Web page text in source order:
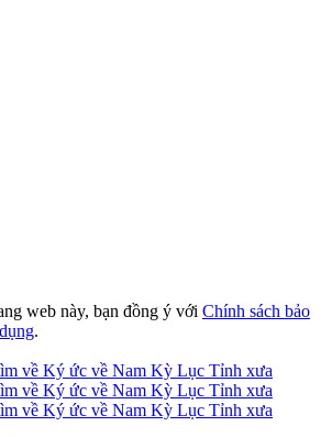
web này, bạn đồng ý với Chính sách bảo
.